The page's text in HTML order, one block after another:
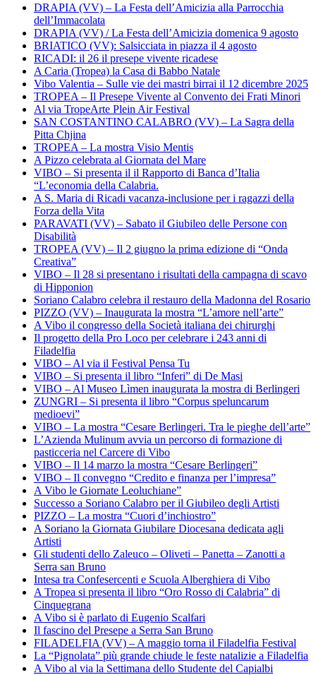
DRAPIA (VV) – La Festa dell’Amicizia alla Parrocchia
dell’Immacolata
DRAPIA (VV) / La Festa dell’Amicizia domenica 9 agosto
BRIATICO (VV): Salsicciata in piazza il 4 agosto
RICADI: il 26 il presepe vivente ricadese
A Caria (Tropea) la Casa di Babbo Natale
Vibo Valentia – Sulle vie dei mastri birrai il 12 dicembre 2025
TROPEA – Il Presepe Vivente al Convento dei Frati Minori
Al via TropeArte Plein Air Festival
SAN COSTANTINO CALABRO (VV) – La Sagra della
Pitta Chjina
TROPEA – La mostra Visio Mentis
A Pizzo celebrata al Giornata del Mare
VIBO – Si presenta il il Rapporto di Banca d’Italia
“L’economia della Calabria.
A S. Maria di Ricadi vacanza-inclusione per i ragazzi della
Forza della Vita
PARAVATI (VV) – Sabato il Giubileo delle Persone con
Disabilità
TROPEA (VV) – Il 2 giugno la prima edizione di “Onda
Creativa”
VIBO – Il 28 si presentano i risultati della campagna di scavo
di Hipponion
Soriano Calabro celebra il restauro della Madonna del Rosario
PIZZO (VV) – Inaugurata la mostra “L’amore nell’arte”
A Vibo il congresso della Società italiana dei chirurghi
Il progetto della Pro Loco per celebrare i 243 anni di
Filadelfia
VIBO – Al via il Festival Pensa Tu
VIBO – Si presenta il libro “Inferi” di De Masi
VIBO – Al Museo Lìmen inaugurata la mostra di Berlingeri
ZUNGRI – Si presenta il libro “Corpus speluncarum
medioevi”
VIBO – La mostra “Cesare Berlingeri. Tra le pieghe dell’arte”
L’Azienda Mulinum avvia un percorso di formazione di
pasticceria nel Carcere di Vibo
VIBO – Il 14 marzo la mostra “Cesare Berlingeri”
VIBO – Il convegno “Credito e finanza per l’impresa”
A Vibo le Giornate Leoluchiane”
Successo a Soriano Calabro per il Giubileo degli Artisti
PIZZO – La mostra “Cuori d’inchiostro”
A Soriano la Giornata Giubilare Diocesana dedicata agli
Artisti
Gli studenti dello Zaleuco – Oliveti – Panetta – Zanotti a
Serra san Bruno
Intesa tra Confesercenti e Scuola Alberghiera di Vibo
A Tropea si presenta il libro “Oro Rosso di Calabria” di
Cinquegrana
A Vibo si è parlato di Eugenio Scalfari
Il fascino del Presepe a Serra San Bruno
FILADELFIA (VV) – A maggio torna il Filadelfia Festival
La “Pignolata” più grande chiude le feste natalizie a Filadelfia
A Vibo al via la Settimana dello Studente del Capialbi